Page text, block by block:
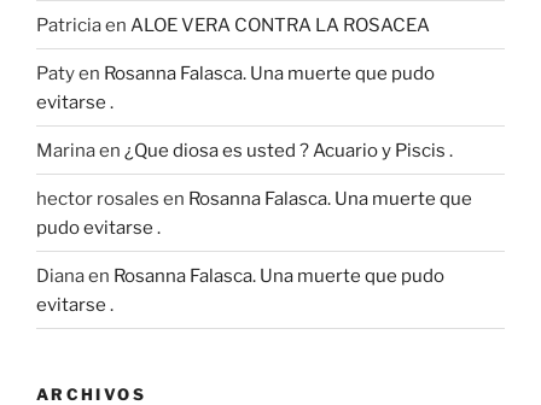
Patriciaen ALOE VERA CONTRA LA ROSACEA
Patyen Rosanna Falasca. Una muerte que pudo
evitarse .
Marinaen ¿Que diosa es usted ? Acuario y Piscis .
hector rosales en Rosanna Falasca. Una muerte que
pudo evitarse .
Dianaen Rosanna Falasca. Una muerte que pudo
evitarse .
ARCHIVOS